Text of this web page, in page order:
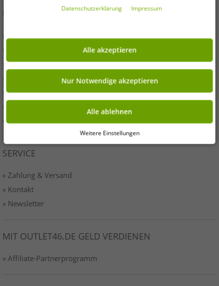
INFORMATIONEN
» Unternehmen
» Ihre Vorteile
» Originalware und Auszeichnungen Outlet46
» Presse
» AGB
» Datenschutz
» Impressum-o46
SERVICE
» Zahlung & Versand
» Kontakt
» Newsletter
MIT OUTLET46.DE GELD VERDIENEN
» Affiliate-Partnerprogramm
Daten­schutz­erklärung Impressum
Alle akzeptieren
Nur Notwendige akzeptieren
Alle ablehnen
Weitere Einstellungen